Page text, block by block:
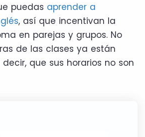
puedas aprender a
, así que incentivan la
en parejas y grupos. No
de las clases ya están
que sus horarios no son